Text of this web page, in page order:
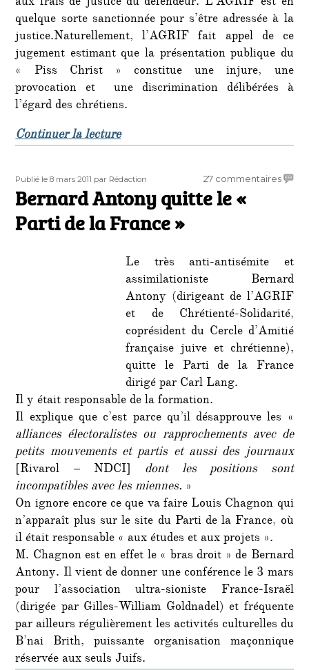
quelque sorte sanctionnée pour s’être adressée à la
justice.Naturellement, l’AGRIF fait appel de ce
jugement estimant que la présentation publique du
« Piss Christ » constitue une injure, une
provocation et une discrimination délibérées à
l’égard des chrétiens.
Continuer la lecturede « Piss Christ : communiqué de
Publié
le
Publié le 8 mars 2011 Auteur
par Rédaction 27 commentairessur
Parti
de
la
Bernard Antony quitte le «
Parti de la France »
Le très anti-antisémite et
assimilationiste Bernard
Antony (dirigeant de l’AGRIF
et de Chrétienté-Solidarité,
coprésident du Cercle d’Amitié
française juive et chrétienne),
quitte le Parti de la France
dirigé par Carl Lang.
Il y était responsable de la formation.
Il explique que c’est parce qu’il désapprouve les «
alliances électoralistes ou rapprochements avec de
petits mouvements et partis et aussi des journaux
[Rivarol – NDCI] dont les positions sont
incompatibles avec les miennes. »
On ignore encore ce que va faire Louis Chagnon qui
n’apparaît plus sur le site du Parti de la France, où
il était responsable « aux études et aux projets ».
M. Chagnon est en effet le « bras droit » de Bernard
Antony. Il vient de donner une conférence le 3 mars
pour l’association ultra-sioniste France-Israël
(dirigée par Gilles-William Goldnadel) et fréquente
par ailleurs régulièrement les activités culturelles du
B’nai Brith, puissante organisation maçonnique
réservée aux seuls Juifs.